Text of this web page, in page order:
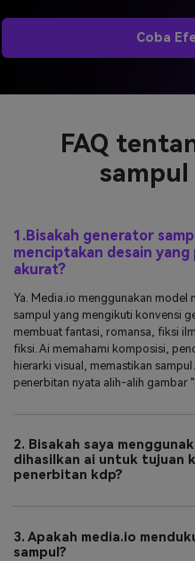
Coba
FAQ
sampul
1.Bisakah generator
menciptakan desain
akurat?
Ya. Media.io menggunakan model
sampul yang mengikuti konvensi
membuat fantasi, romansa, fiksi
fiksi. Ai memahami komposisi,
hierarki visual, memastikan
penerbitan nyata alih-alih gambar
2. Bisakah saya
dihasilkan ai untuk tujuan
penerbitan kdp?
3. Apakah media.io
sampul?